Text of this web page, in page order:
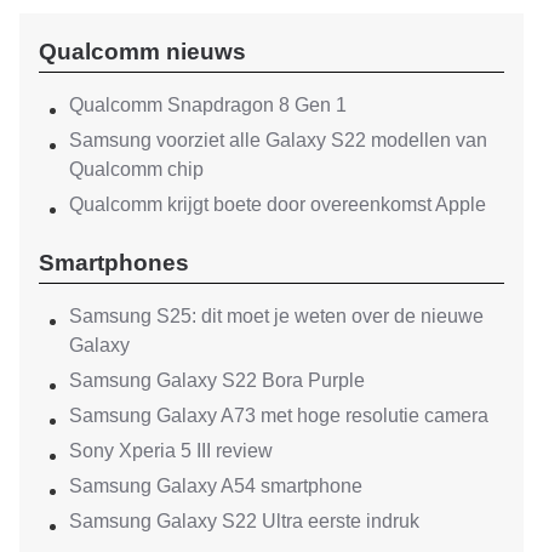
Qualcomm nieuws
Qualcomm Snapdragon 8 Gen 1
Samsung voorziet alle Galaxy S22 modellen van
Qualcomm chip
Qualcomm krijgt boete door overeenkomst Apple
Smartphones
Samsung S25: dit moet je weten over de nieuwe
Galaxy
Samsung Galaxy S22 Bora Purple
Samsung Galaxy A73 met hoge resolutie camera
Sony Xperia 5 III review
Samsung Galaxy A54 smartphone
Samsung Galaxy S22 Ultra eerste indruk